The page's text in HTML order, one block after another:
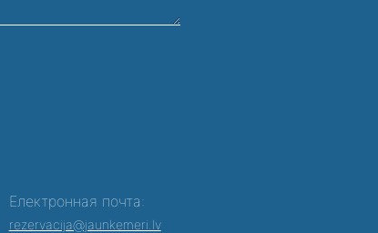
Електронная почта:
rezervacija@jaunkemeri.lv